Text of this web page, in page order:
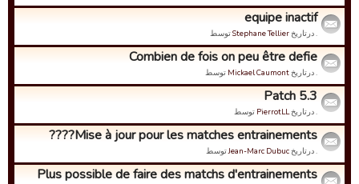
equipe inactif
. درتاریخStephane Tellierتوسط
Combien de fois on peu être defie
. درتاریخMickael Caumont توسط
Patch 5.3
. درتاریخPierrotLL توسط
Mise à jour pour les matches entrainements????
. درتاریخJean-Marc Dubucتوسط
Plus possible de faire des matchs d'entrainements